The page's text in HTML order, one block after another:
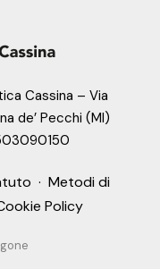
Cassina – Via
de’ Pecchi (MI)
· Metodi di
Policy